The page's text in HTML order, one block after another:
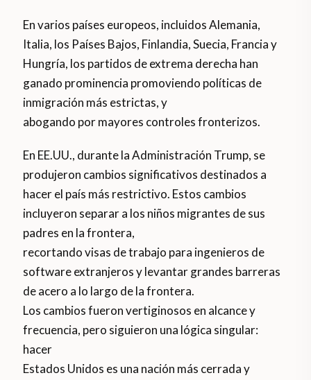
En varios países europeos, incluidos Alemania,
Italia, los Países Bajos, Finlandia, Suecia, Francia y
Hungría, los partidos de extrema derecha han
ganado prominencia promoviendo políticas de
inmigración más estrictas, y
abogando por mayores controles fronterizos.
En EE.UU., durante la Administración Trump, se
produjeron cambios significativos destinados a
hacer el país más restrictivo. Estos cambios
incluyeron separar a los niños migrantes de sus
padres en la frontera,
recortando visas de trabajo para ingenieros de
software extranjeros y levantar grandes barreras
de acero a lo largo de la frontera.
Los cambios fueron vertiginosos en alcance y
frecuencia, pero siguieron una lógica singular:
hacer
Estados Unidos es una nación más cerrada y